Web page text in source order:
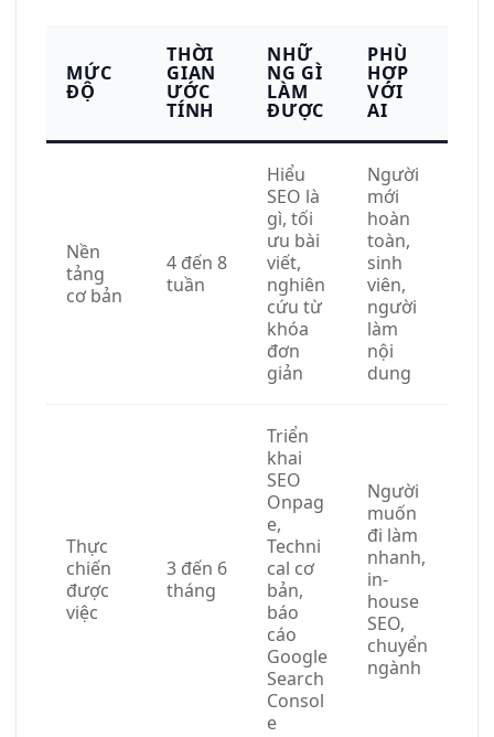
MỨC
ĐỘ
THỜI
GIAN
ƯỚC
TÍNH
NHỮ
NG GÌ
LÀM
ĐƯỢC
PHÙ
HỢP
VỚI
AI
Nền
tảng
cơ bản
4 đến 8
tuần
Hiểu
SEO là
gì, tối
ưu bài
viết,
nghiên
cứu từ
khóa
đơn
giản
Người
mới
hoàn
toàn,
sinh
viên,
người
làm
nội
dung
Thực
chiến
được
việc
3 đến 6
tháng
Triển
khai
SEO
Onpag
e,
Techni
cal cơ
bản,
báo
cáo
Google
Search
Consol
e
Người
muốn
đi làm
nhanh,
in-
house
SEO,
chuyển
ngành